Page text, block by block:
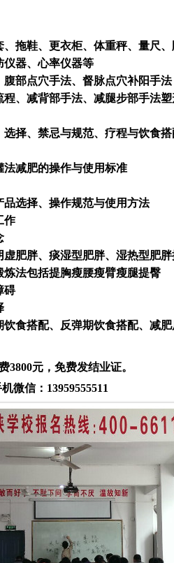
拖鞋、更衣柜、体重秤、量尺
仪器、心率仪器等
部点穴手法、督脉点穴补阳手法
、减背部手法、减腿步部手法
择、禁忌与规范、疗程与饮食搭
减肥的操作与使用标准
选择、操作规范与使用方法
作
虚肥胖、痰湿型肥胖、湿热型肥
法包括提胸瘦腰瘦臂瘦腿提臀
碍
食搭配、反弹期饮食搭配、减
3800元，免费发结业证。
微信：13959555511